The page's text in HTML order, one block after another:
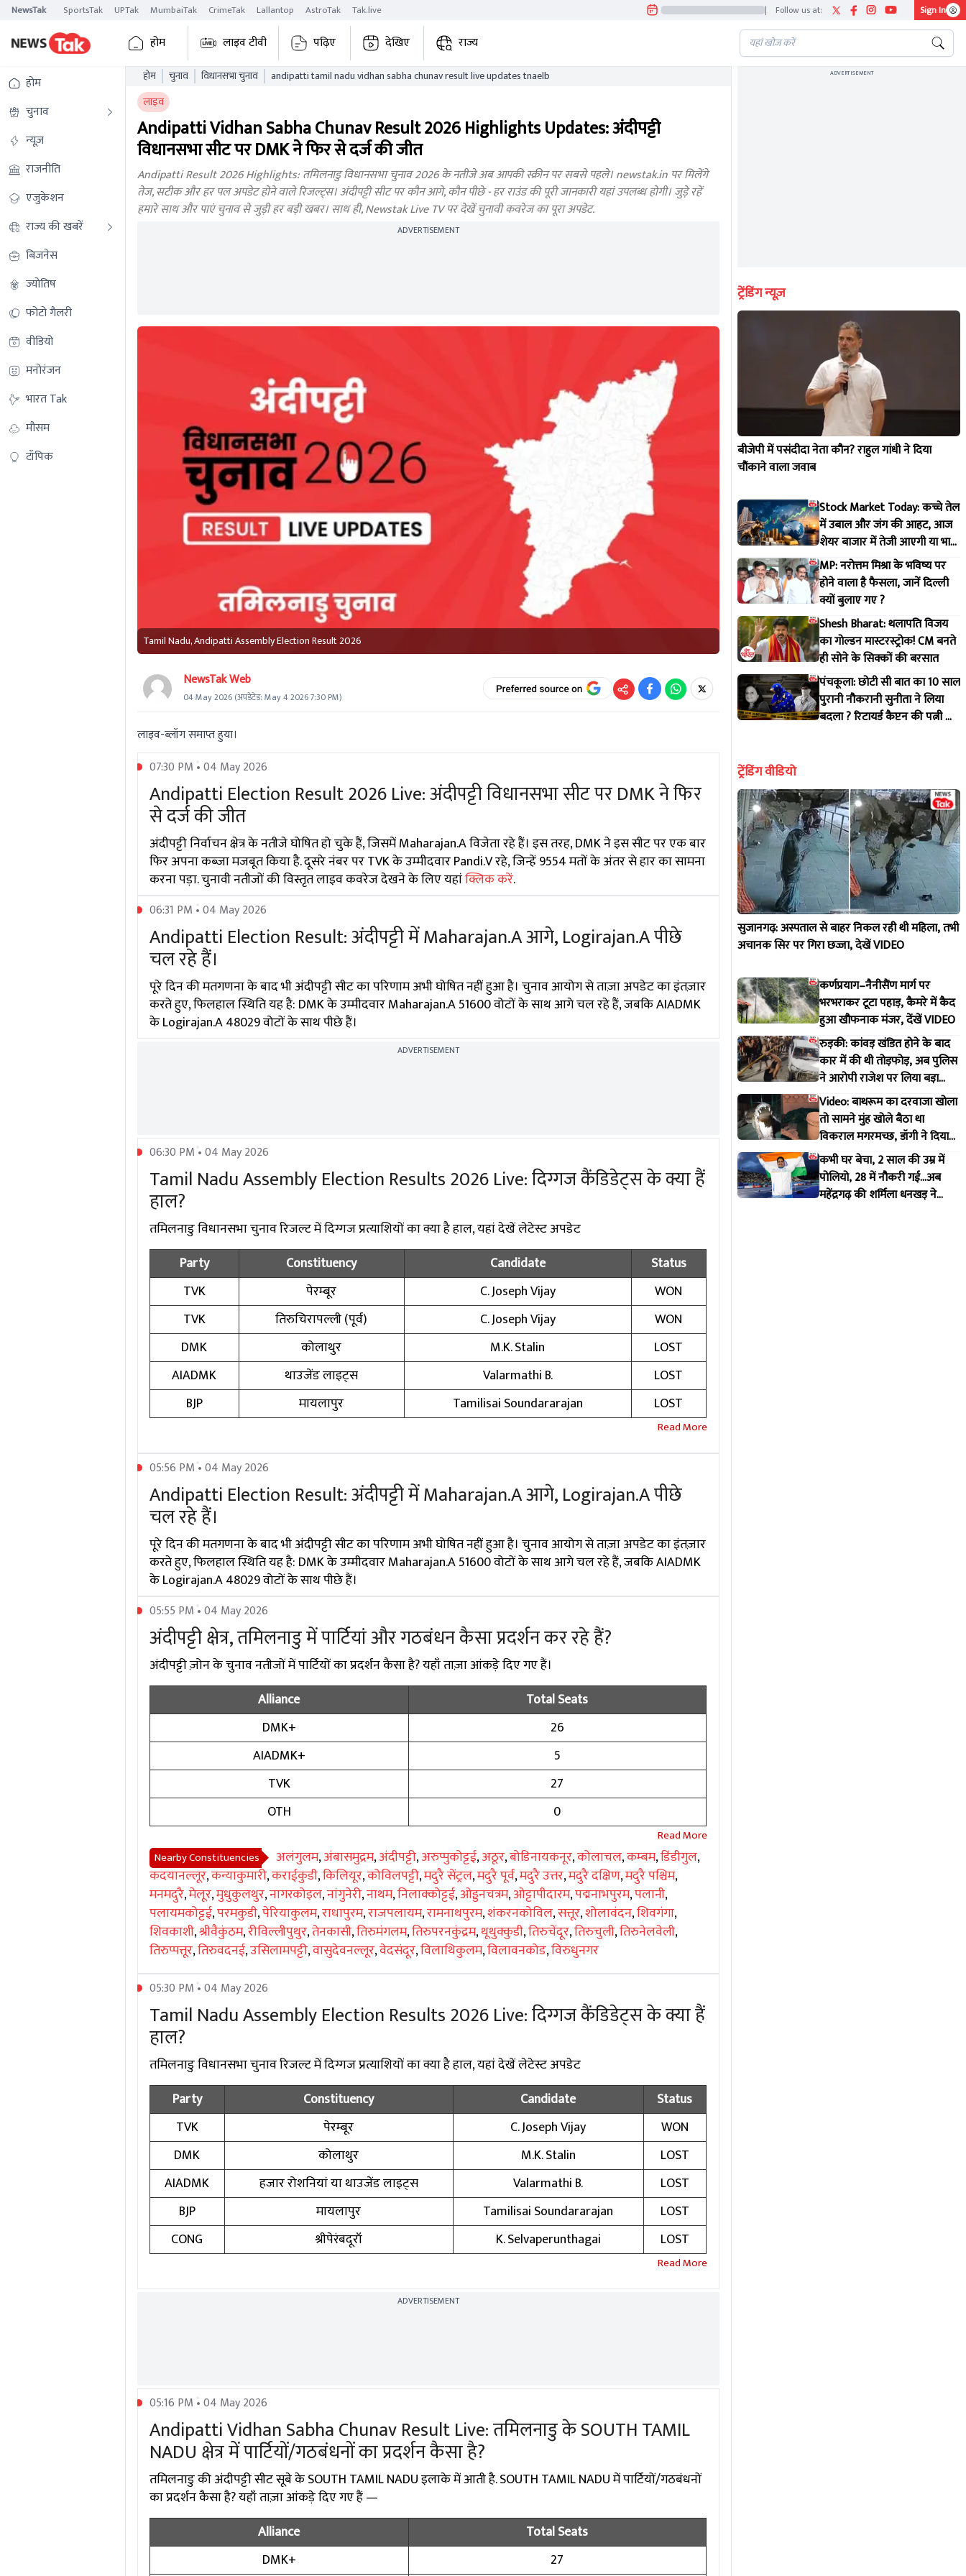
NewsTak SportsTak UPTak MumbaiTak CrimeTak Lallantop AstroTak Tak.live | Follow us at: Sign In
होम लाइव टीवी पढ़िए देखिए राज्य
होम
चुनाव
न्यूज़
राजनीति
एजुकेशन
राज्य की खबरें
बिजनेस
ज्योतिष
फोटो गैलरी
वीडियो
मनोरंजन
भारत Tak
मौसम
टॉपिक
होम चुनाव विधानसभा चुनाव
andipatti tamil nadu vidhan sabha chunav result live updates tnaelb
लाइव
Andipatti Vidhan Sabha Chunav Result 2026 Highlights Updates: अंदीपट्टी
विधानसभा सीट पर DMK ने फिर से दर्ज की जीत
Andipatti Result 2026 Highlights: तमिलनाडु विधानसभा चुनाव 2026 के नतीजे अब आपकी स्क्रीन पर सबसे पहले। newstak.in पर मिलेंगे
तेज, सटीक और हर पल अपडेट होने वाले रिजल्ट्स। अंदीपट्टी सीट पर कौन आगे, कौन पीछे - हर राउंड की पूरी जानकारी यहां उपलब्ध होगी। जुड़े रहें
हमारे साथ और पाएं चुनाव से जुड़ी हर बड़ी खबर। साथ ही, Newstak Live TV पर देखें चुनावी कवरेज का पूरा अपडेट.
ADVERTISEMENT
Tamil Nadu, Andipatti Assembly Election Result 2026
NewsTak Web
04 May 2026(अपडेटेड: May 4 2026 7:30 PM)
लाइव-ब्लॉग समाप्त हुया।
07:30 PM • 04 May 2026
Andipatti Election Result 2026 Live: अंदीपट्टी विधानसभा सीट पर DMK ने फिर
से दर्ज की जीत
अंदीपट्टी निर्वाचन क्षेत्र के नतीजे घोषित हो चुके हैं, जिसमें Maharajan.A विजेता रहे हैं। इस तरह, DMK ने इस सीट पर एक बार
फिर अपना कब्जा मजबूत किया है. दूसरे नंबर पर TVK के उम्मीदवार Pandi.V रहे, जिन्हें 9554 मतों के अंतर से हार का सामना
करना पड़ा. चुनावी नतीजों की विस्तृत लाइव कवरेज देखने के लिए यहांक्लिक करें.
06:31 PM • 04 May 2026
Andipatti Election Result: अंदीपट्टी में Maharajan.A आगे, Logirajan.A पीछे
चल रहे हैं।
पूरे दिन की मतगणना के बाद भी अंदीपट्टी सीट का परिणाम अभी घोषित नहीं हुआ है। चुनाव आयोग से ताज़ा अपडेट का इंतज़ार
करते हुए, फिलहाल स्थिति यह है: DMK के उम्मीदवार Maharajan.A 51600 वोटों के साथ आगे चल रहे हैं, जबकि AIADMK
के Logirajan.A 48029 वोटों के साथ पीछे हैं।
ADVERTISEMENT
06:30 PM • 04 May 2026
Tamil Nadu Assembly Election Results 2026 Live: दिग्गज कैंडिडेट्स के क्या हैं
हाल?
तमिलनाडु विधानसभा चुनाव रिजल्ट में दिग्गज प्रत्याशियों का क्या है हाल, यहां देखें लेटेस्ट अपडेट
Party
Constituency Candidate
Status
TVK
पेरम्बूर C. Joseph Vijay
WON
TVK
तिरुचिरापल्ली (पूर्व) C. Joseph Vijay
WON
DMK
कोलाथुर M.K. Stalin
LOST
AIADMK
थाउजेंड लाइट्स Valarmathi B.
LOST
BJP
मायलापुर Tamilisai Soundararajan LOST
05:56 PM • 04 May 2026
Andipatti Election Result: अंदीपट्टी में Maharajan.A आगे, Logirajan.A पीछे
चल रहे हैं।
पूरे दिन की मतगणना के बाद भी अंदीपट्टी सीट का परिणाम अभी घोषित नहीं हुआ है। चुनाव आयोग से ताज़ा अपडेट का इंतज़ार
करते हुए, फिलहाल स्थिति यह है: DMK के उम्मीदवार Maharajan.A 51600 वोटों के साथ आगे चल रहे हैं, जबकि AIADMK
के Logirajan.A 48029 वोटों के साथ पीछे हैं।
05:55 PM • 04 May 2026
अंदीपट्टी क्षेत्र, तमिलनाडु में पार्टियां और गठबंधन कैसा प्रदर्शन कर रहे हैं?
अंदीपट्टी ज़ोन के चुनाव नतीजों में पार्टियों का प्रदर्शन कैसा है? यहाँ ताज़ा आंकड़े दिए गए हैं।
Alliance
Total Seats
DMK+
26
AIADMK+
5
TVK
27
OTH
0
Nearby Constituencies अलंगुलम,अंबासमुद्रम,अंदीपट्टी,अरुप्पुकोट्टई,अठूर,बोडिनायकनूर,कोलाचल,कम्बम,डिंडीगुल,
कदयानल्लूर,कन्याकुमारी,कराईकुडी,किलियूर,कोविलपट्टी,मदुरै सेंट्रल,मदुरै पूर्व,मदुरै उत्तर,मदुरै दक्षिण,मदुरै पश्चिम,
मनमदुरै,मेलूर,मुधुकुलथुर,नागरकोइल,नांगुनेरी,नाथम,निलाक्कोट्टई,ओड्डनचत्रम,ओट्टापीदारम,पद्मनाभपुरम,पलानी,
पलायमकोट्टई,परमकुडी,पेरियाकुलम,राधापुरम,राजपलायम,रामनाथपुरम,शंकरनकोविल,सत्तूर,शोलावंदन,शिवगंगा,
शिवकाशी,श्रीवैकुंठम,रीविल्लीपुथुर,तेनकासी,तिरुमंगलम,तिरुपरनकुंद्रम,थूथुक्कुडी,तिरुचेंदूर,तिरुचुली,तिरुनेलवेली,
तिरुप्पत्तूर,तिरुवदनई,उसिलामपट्टी,वासुदेवनल्लूर,वेदसंदूर,विलाथिकुलम,विलावनकोड,विरुधुनगर
05:30 PM • 04 May 2026
Tamil Nadu Assembly Election Results 2026 Live: दिग्गज कैंडिडेट्स के क्या हैं
हाल?
तमिलनाडु विधानसभा चुनाव रिजल्ट में दिग्गज प्रत्याशियों का क्या है हाल, यहां देखें लेटेस्ट अपडेट
Party
Constituency Candidate
Status
TVK
पेरम्बूर C. Joseph Vijay
WON
DMK
कोलाथुर M.K. Stalin
LOST
AIADMK
हजार रोशनियां या थाउजेंड लाइट्स Valarmathi B.
LOST
BJP
मायलापुर Tamilisai Soundararajan
LOST
CONG
श्रीपेरंबदूरॉ K. Selvaperunthagai LOST
ADVERTISEMENT
05:16 PM • 04 May 2026
Andipatti Vidhan Sabha Chunav Result Live: तमिलनाडु के SOUTH TAMIL
NADU क्षेत्र में पार्टियों/गठबंधनों का प्रदर्शन कैसा है?
तमिलनाडु की अंदीपट्टी सीट सूबे के SOUTH TAMIL NADU इलाके में आती है. SOUTH TAMIL NADU में पार्टियों/गठबंधनों
का प्रदर्शन कैसा है? यहाँ ताज़ा आंकड़े दिए गए हैं —
Alliance
Total Seats
DMK+
27
ADVERTISEMENT
ट्रेंडिंग न्यूज़
बीजेपी में पसंदीदा नेता कौन? राहुल गांधी ने दिया
चौंकाने वाला जवाब
Stock Market Today: कच्चे तेल
में उबाल और जंग की आहट, आज
शेयर बाजार में तेजी आएगी या भारी
गिरावट?
MP: नरोत्तम मिश्रा के भविष्य पर
होने वाला है फैसला, जानें दिल्ली
क्यों बुलाए गए ?
Shesh Bharat: थलापति विजय
का गोल्डन मास्टरस्ट्रोक! CM बनते
ही सोने के सिक्कों की बरसात
पंचकूला: छोटी सी बात का 10 साल
पुरानी नौकरानी सुनीता ने लिया
बदला ? रिटायर्ड कैप्टन की पत्नी के
ट्रेंडिंग वीडियो
सुजानगढ़: अस्पताल से बाहर निकल रही थी महिला, तभी
अचानक सिर पर गिरा छज्जा, देखें VIDEO
कर्णप्रयाग–नैनीसैंण मार्ग पर
भरभराकर टूटा पहाड़, कैमरे में कैद
हुआ खौफनाक मंजर, देंखें VIDEO
रुड़की: कांवड़ खंडित होने के बाद
कार में की थी तोड़फोड़, अब पुलिस
ने आरोपी राजेश पर लिया बड़ा
एक्शन
Video: बाथरूम का दरवाजा खोला
तो सामने मुंह खोले बैठा था
विकराल मगरमच्छ, डॉगी ने दिया
मकान मालिक को इशारा
कभी घर बेचा, 2 साल की उम्र में
पोलियो, 28 में नौकरी गई...अब
महेंद्रगढ़ की शर्मिला धनखड़ ने